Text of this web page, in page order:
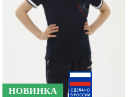
НОВИНКА